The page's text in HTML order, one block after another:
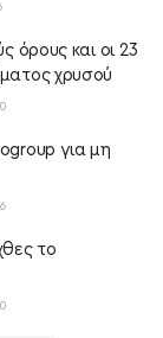
όρους και οι 23
χρυσού
για μη
το